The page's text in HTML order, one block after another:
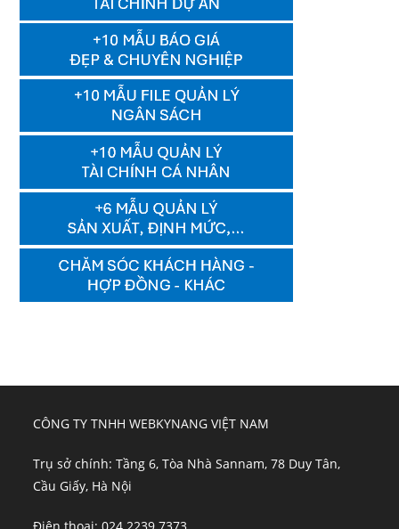
CÔNG TY TNHH WEBKYNANG VIỆT NAM
Trụ sở chính: Tầng 6, Tòa Nhà Sannam, 78 Duy Tân,
Cầu Giấy, Hà Nội